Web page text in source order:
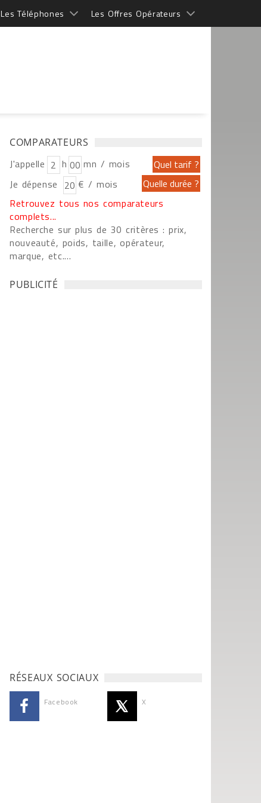
Les Téléphones Les Offres Opérateurs
COMPARATEURS
J'appelle h
mn / mois
Je dépense
€ / mois
Retrouvez tous nos comparateurs
complets...
Recherche sur plus de 30 critères : prix,
nouveauté, poids, taille, opérateur,
marque, etc....
PUBLICITÉ
RÉSEAUX SOCIAUX
Facebook X